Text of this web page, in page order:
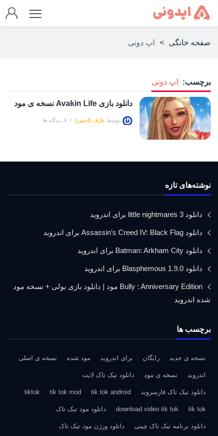
صفحه خانگی > اپ دونی
برچسب: اپ دونی
دانلود بازی Avakin Life نسخه ی مود
توسط عارف (ادمین) 4 دیدگاه ها
نوشته‌های تازه
دانلود little nightmares 3 برای اندروید
دانلود Assassin’s Creed IV: Black Flag برای اندروید
دانلود Batman: Arkham City برای اندروید
دانلود Blasphemous 1.9.0 برای اندروید
Bully : Anniversary Edition مود | دانلود بازی بولی + نسخه مود
شده اندروید
برچسب ها
نسخه ی جدید رایگان برای اندروید مود شده نسخه ی اصلی
اندروید نسخه ی مود دانلود تیک تاک لایت
دانلود تیک تاک فارسروید tik tok android
tik tok mod
tiktok
tik tok
download video tik tok دانلود مود تیک تاک
دانلود برنامه تیک تاک چینی دانلود ورژن مود تیک تاک